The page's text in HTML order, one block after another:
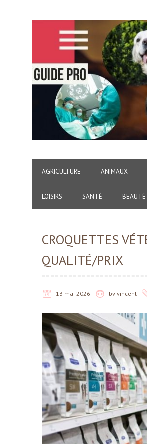
AGRICULTURE ANIMAUX
LOISIRS SANTÉ BEAUTÉ
CROQUETTES
QUALITÉ/PRIX
13 mai 2026 by vincent